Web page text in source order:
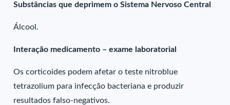
Substâncias que deprimem o Sistema Nervoso Central
Álcool.
Interação medicamento – exame laboratorial
Os corticoides podem afetar o teste nitroblue
tetrazolium para infecção bacteriana e produzir
resultados falso-negativos.